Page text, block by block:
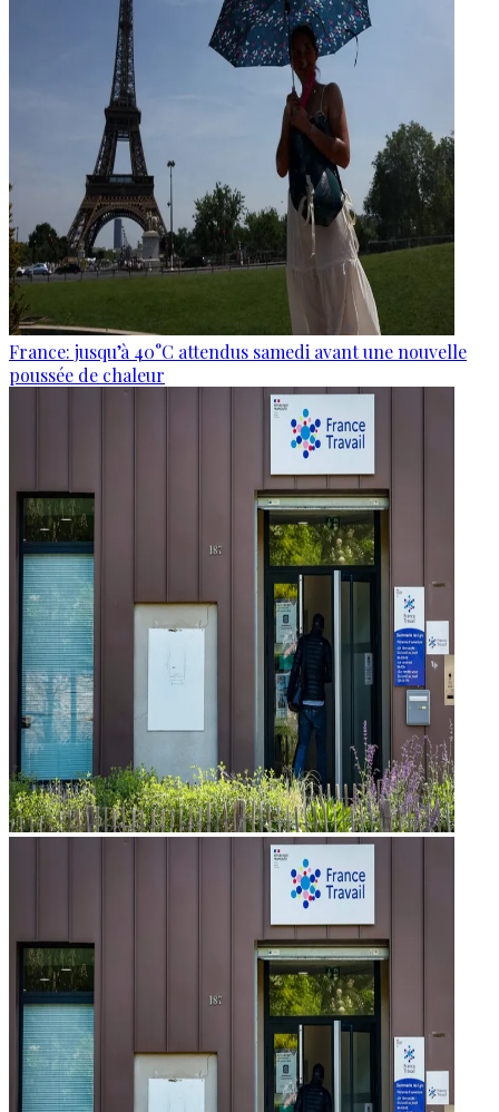
France: jusqu’à 40°C attendus samedi avant une nouvelle
poussée de chaleur